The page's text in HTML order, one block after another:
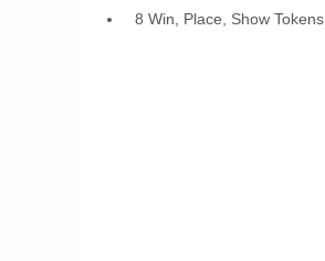
8 Win, Place, Show Tokens